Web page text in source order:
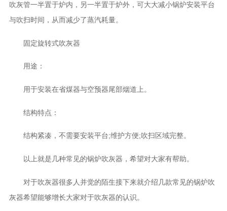
吹灰管一半置于炉内，另一半置于炉外，可大大减小锅炉安装平台
与吹扫时间，从而减少了蒸汽耗量。
固定旋转式吹灰器
用途：
用于安装在省煤器与空预器尾部烟道上。
结构特点：
结构紧凑，不需要安装平台;维护方便;吹扫区域完整。
以上就是几种常见的锅炉吹灰器，希望对大家有帮助。
对于吹灰器很多人并觉的陌生接下来就介绍几款常见的锅炉吹
灰器希望能够增长大家对于吹灰器的认识。